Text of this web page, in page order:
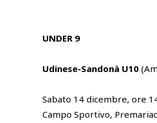
UNDER 9
Udinese-Sandonà U10
Sabato 14 dicembre, ore
Campo Sportivo,